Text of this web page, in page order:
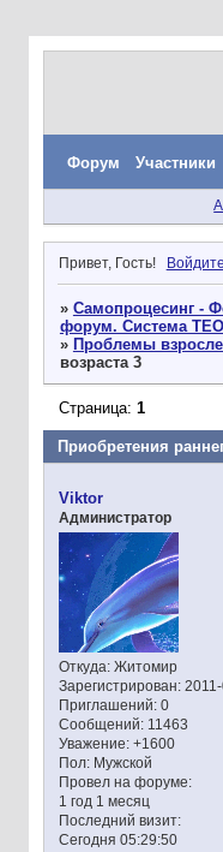
Форум Участники
Привет, Гость! Войдите
» Самопроцесинг -
форум. Система
» Проблемы
возраста 3
Приобретения
Страница: 1
Viktor
Администратор
Откуда:Житомир
Зарегистрирован:
Приглашений:0
Сообщений:11463
Уважение: +1600
Пол:Мужской
Провел на форуме:
1 год 1 месяц
Последний визит:
Сегодня 05:29:50